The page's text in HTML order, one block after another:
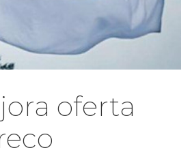
oferta